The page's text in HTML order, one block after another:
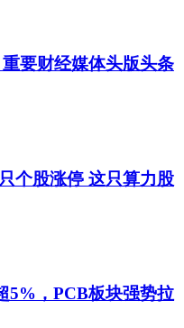
要财经媒体头版头条
个股涨停 这只算力股
5%，PCB板块强势拉